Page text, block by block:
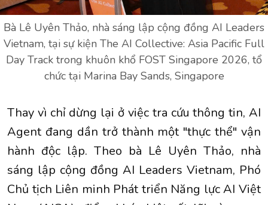
Bà Lê Uyên Thảo, nhà sáng lập cộng đồng AI Leaders
Vietnam, tại sự kiện The AI Collective: Asia Pacific Full
Day Track trong khuôn khổ FOST Singapore 2026, tổ
chức tại Marina Bay Sands, Singapore
Thay vì chỉ dừng lại ở việc tra cứu thông tin, AI
Agent đang dần trở thành một "thực thể" vận
hành độc lập. Theo bà Lê Uyên Thảo, nhà
sáng lập cộng đồng AI Leaders Vietnam, Phó
Chủ tịch Liên minh Phát triển Năng lực AI Việt